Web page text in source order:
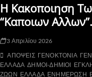
Η Κακοποιηση
“Καποιων
3 Απριλίου 2026
ΑΠΟΨΕΙΣ ΓΕΝΟΚΤΟΝΙΑ
ΕΛΛΑΔΑ ΔΗΜΟΙ-ΔΗΜΙΟΙ
ΖΩΩΝ ΕΛΛΑΔΑ ΕΝΗΜΕΡΩΣΗ